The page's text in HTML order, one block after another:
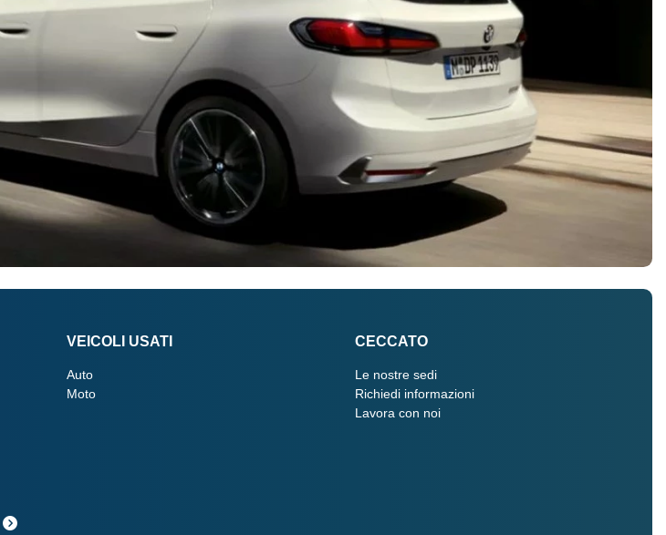
VEICOLI USATI
Auto
Moto
CECCATO
Le nostre sedi
Richiedi informazioni
Lavora con noi